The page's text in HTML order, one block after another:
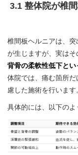
3.1 整体院が椎
椎間板ヘルニアは、
が生じますが、実はそ
背骨の柔軟性低下と
体院では、痛む箇所
慮した施術を行います
具体的には、以下のよ